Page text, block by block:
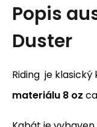
Popis
Duster
Riding je
materiálu 8 oz